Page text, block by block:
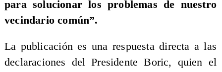
para solucionar los problemas de nuestro
vecindario común”.
La publicación es una respuesta directa a las
declaraciones del Presidente Boric, quien el